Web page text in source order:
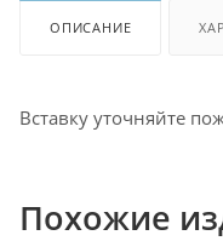
ОПИСАНИЕ
Вставку уточняйте
Похожие